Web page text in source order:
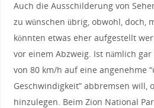
Auch die Ausschilderung von
zu wünschen übrig, obwohl, doch,
könnten etwas eher aufgestellt
vor einem Abzweig. Ist nämlich
von 80 km/h auf eine angenehme
Geschwindigkeit” abbremsen will,
hinzulegen. Beim Zion National